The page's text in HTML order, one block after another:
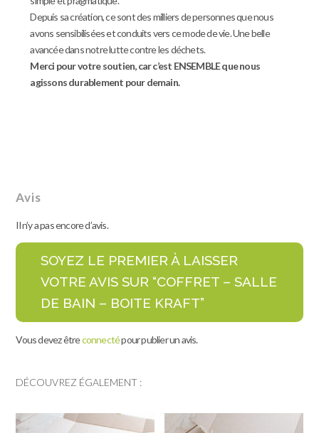
Depuis sa création, ce sont des milliers de personnes que nous
avons sensibilisées et conduits vers ce mode de vie. Une belle
avancée dans notre lutte contre les déchets.
Merci pour votre soutien, car c’est ENSEMBLE que nous
agissons durablement pour demain.
Avis
Il n’y a pas encore d’avis.
SOYEZ LE PREMIER À LAISSER
VOTRE AVIS SUR “COFFRET – SALLE
DE BAIN – BOITE KRAFT”
Vous devez êtreconnectépour publier un avis.
DÉCOUVREZ ÉGALEMENT :